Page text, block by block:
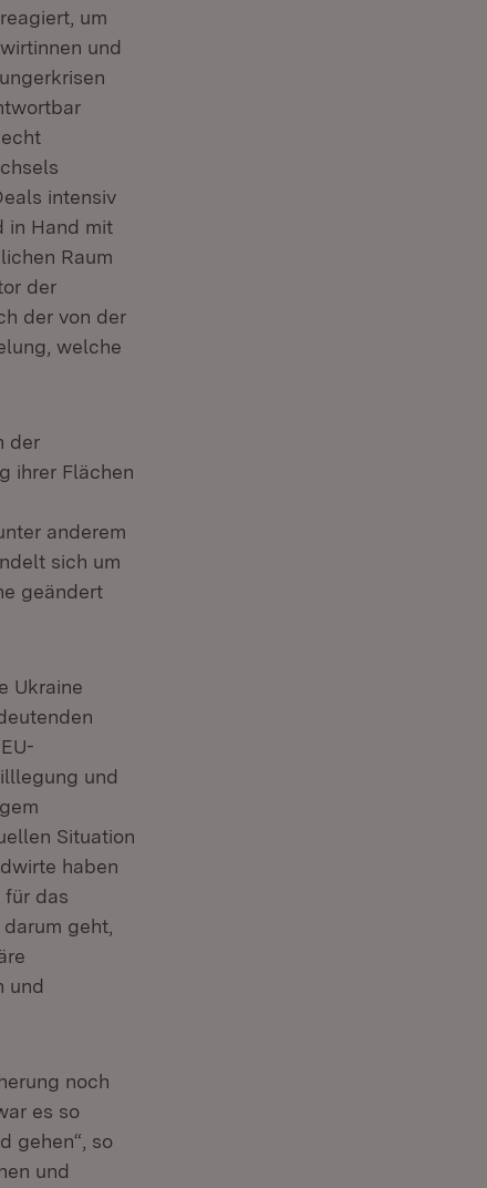
um
und
intensiv
in Hand mit
Raum
der
der von der
welche
der
ihrer Flächen
anderem
sich um
geändert
Ukraine
und
Situation
haben
das
geht,
und
noch
es so
gehen“, so
und